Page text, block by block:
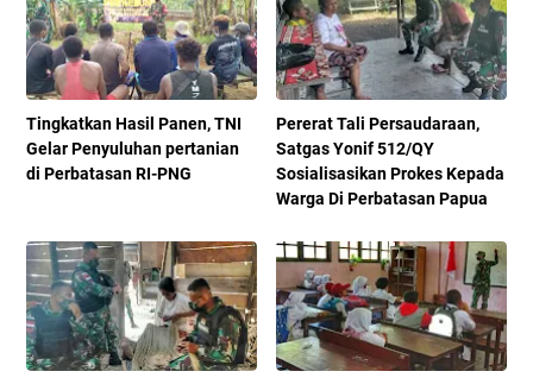
Tingkatkan Hasil Panen, TNI
Gelar Penyuluhan pertanian
di Perbatasan RI-PNG
Pererat Tali Persaudaraan,
Satgas Yonif 512/QY
Sosialisasikan Prokes Kepada
Warga Di Perbatasan Papua